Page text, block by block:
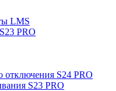
LMS
PRO
S24 PRO
S23 PRO